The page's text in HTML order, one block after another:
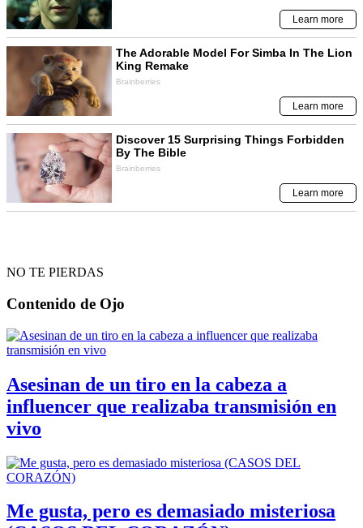
NO TE PIERDAS
Contenido de Ojo
Asesinan de un tiro en la cabeza a
influencer que realizaba transmisión en
vivo
Me gusta, pero es demasiado misteriosa